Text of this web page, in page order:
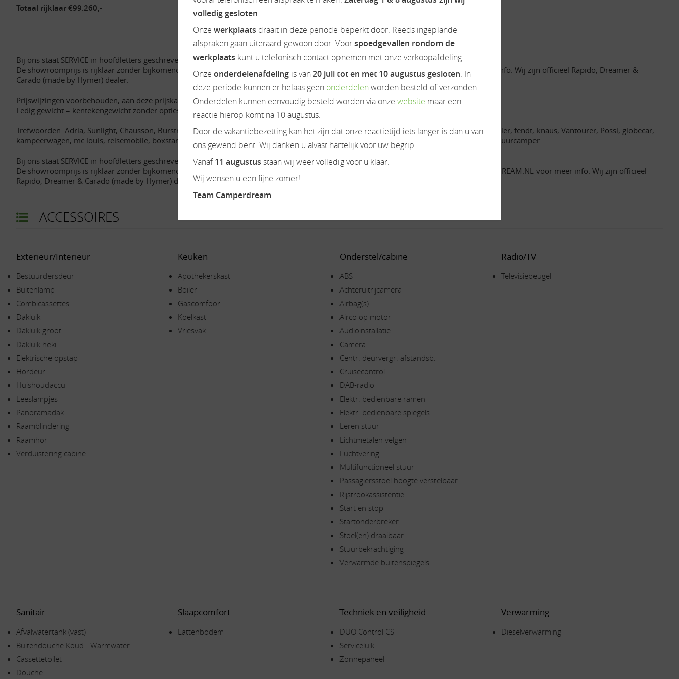
Totaal rijklaar €99.260,-
Bij ons staat SERVICE in hoofdletters geschreven.
De showroomprijs is rijklaar zonder bijkomende kosten en inclusief bovaggarantie. Zie onze website WWW.CAMPERDREAM.NL voor meer info. Wij zijn officieel Rapido, Dreamer &
Carado (made by Hymer) dealer.
Prijswijzingen voorbehouden, aan deze prijskaart kunnen geen rechten worden ontleend.
Ledig gewicht = kentekengewicht zonder opties en accessoires.
Trefwoorden: Adria, Sunlight, Chausson, Burstner, Possl, Buscamper, weinsberg, twin, carado, half integraal, hymer, frankia, hobby, lmc, roller, fendt, knaus, Vantourer, Possl, globecar,
kampeerwagen, mc louis, reisemobile, boxstar, dethleffs, globebus, 2 win, camper, wohnmobil, euramobil, fiat, vakantie, camperverhuur, huurcamper
Bij ons staat SERVICE in hoofdletters geschreven.
De showroomprijs is rijklaar zonder bijkomende kosten en inclusief bovaggarantie tenzij anders vermeld. Zie onze website WWW.CAMPERDREAM.NL voor meer info. Wij zijn officieel
Rapido, Dreamer & Carado (made by Hymer) dealer.
ACCESSOIRES
Exterieur/Interieur
Bestuurdersdeur
Buitenlamp
Combicassettes
Dakluik
Dakluik groot
Dakluik heki
Elektrische opstap
Hordeur
Huishoudaccu
Leeslampjes
Panoramadak
Raamblindering
Raamhor
Verduistering cabine
Keuken
Apothekerskast
Boiler
Gascomfoor
Koelkast
Vriesvak
Onderstel/cabine
ABS
Achteruitrijcamera
Airbag(s)
Airco op motor
Audioinstallatie
Camera
Centr. deurvergr. afstandsb.
Cruisecontrol
DAB-radio
Elektr. bedienbare ramen
Elektr. bedienbare spiegels
Leren stuur
Lichtmetalen velgen
Luchtvering
Multifunctioneel stuur
Passagiersstoel hoogte verstelbaar
Rijstrookassistentie
Start en stop
Startonderbreker
Stoel(en) draaibaar
Stuurbekrachtiging
Verwarmde buitenspiegels
Radio/TV
Televisiebeugel
Sanitair
Afvalwatertank (vast)
Buitendouche Koud - Warmwater
Cassettetoilet
Douche
Slaapcomfort
Lattenbodem
Techniek en veiligheid
DUO Control CS
Serviceluik
Zonnepaneel
Verwarming
Dieselverwarming
volledig gesloten.
Onze werkplaats draait in deze periode beperkt door. Reeds ingeplande
afspraken gaan uiteraard gewoon door. Voorspoedgevallen rondom de
werkplaats kunt u telefonisch contact opnemen met onze verkoopafdeling.
Onze onderdelenafdeling is van 20 juli tot en met 10 augustus gesloten. In
deze periode kunnen er helaas geen onderdelen worden besteld of verzonden.
Onderdelen kunnen eenvoudig besteld worden via onze website maar een
reactie hierop komt na 10 augustus.
Door de vakantiebezetting kan het zijn dat onze reactietijd iets langer is dan u van
ons gewend bent. Wij danken u alvast hartelijk voor uw begrip.
Vanaf11 augustus staan wij weer volledig voor u klaar.
Wij wensen u een fijne zomer!
Team Camperdream